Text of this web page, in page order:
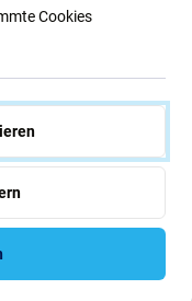
internen
Blau passt optisch
Ersatzteil wird
zum Originalteil
es für das
Im
Cookies